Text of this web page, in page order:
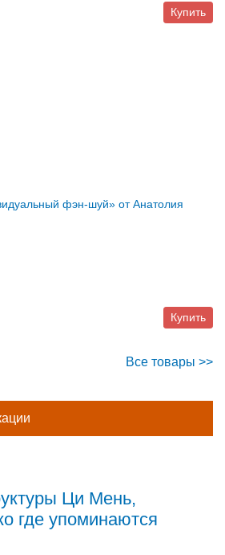
Купить
фэн-шуй» от Анатолия
Купить
Все товары >>
Ци Мень,
где упоминаются